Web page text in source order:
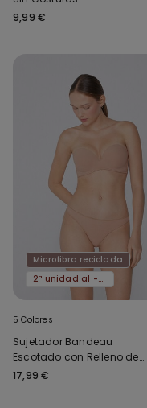
9,99 €
Microfibra reciclada
2ª unidad al -50%
5 Colores
Sujetador Bandeau
Escotado con Relleno de
Microfibra Reciclada
17,99 €